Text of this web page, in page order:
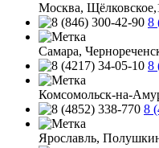
Москва,
8
Самара,
8
Комсомольск-на-
8
Ярославль,